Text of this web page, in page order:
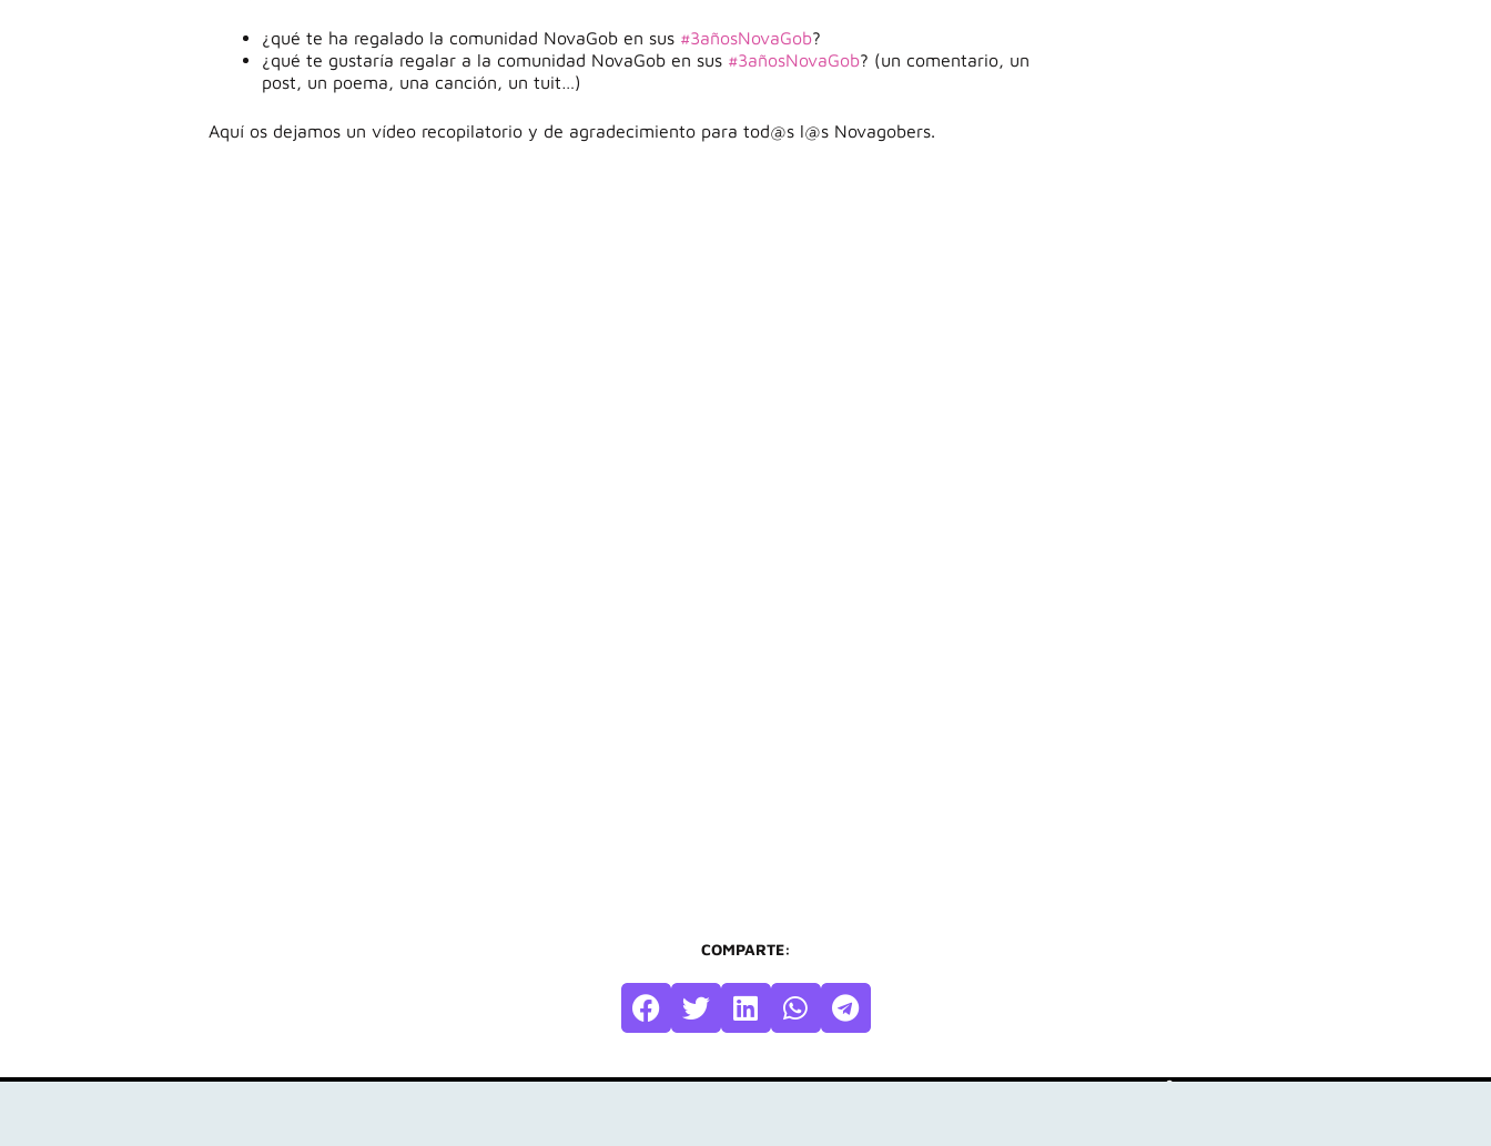
¿qué te ha regalado la comunidad NovaGob en sus #3añosNovaGob?
¿qué te gustaría regalar a la comunidad NovaGob en sus #3añosNovaGob? (un comentario, un
post, un poema, una canción, un tuit…)
Aquí os dejamos un vídeo recopilatorio y de agradecimiento para tod@s l@s Novagobers.
COMPARTE: